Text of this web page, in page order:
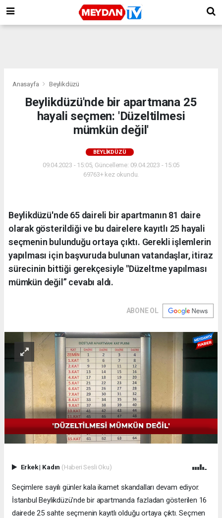
Anasayfa Beylikdüzü
Beylikdüzü'nde bir apartmana 25
hayali seçmen: 'Düzeltilmesi
mümkün değil'
BEYLIKDÜZÜ
09.04.2023 - 15:05, Güncelleme: 09.04.2023 - 15:05
69763+ kez okundu.
Beylikdüzü'nde 65 daireli bir apartmanın 81 daire
olarak gösterildiği ve bu dairelere kayıtlı 25 hayali
seçmenin bulunduğu ortaya çıktı. Gerekli işlemlerin
yapılması için başvuruda bulunan vatandaşlar, itiraz
sürecinin bittiği gerekçesiyle "Düzeltme yapılması
mümkün değil” cevabı aldı.
ABONE OL
Erkek| Kadın (Haberi Sesli Oku)
Seçimlere sayılı günler kala ikamet skandalları devam ediyor.
İstanbul Beylikdüzü'nde bir apartmanda fazladan gösterilen 16
dairede 25 sahte seçmenin kayıtlı olduğu ortaya çıktı. Seçmen